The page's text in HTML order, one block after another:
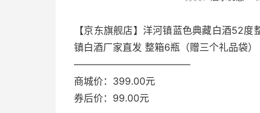
【京东旗舰店】洋河镇蓝色典藏白酒52
镇白酒厂家直发 整箱6瓶（赠三个礼品袋）
————————————
商城价：399.00元
券后价：99.00元